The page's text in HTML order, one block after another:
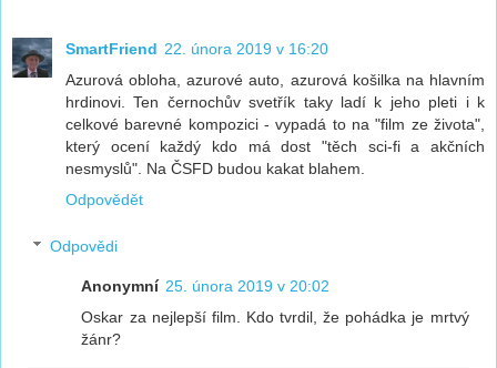
SmartFriend 22. února 2019 v 16:20
Azurová obloha, azurové auto, azurová košilka na hlavním
hrdinovi. Ten černochův svetřík taky ladí k jeho pleti i k
celkové barevné kompozici - vypadá to na "film ze života",
který ocení každý kdo má dost "těch sci-fi a akčních
nesmyslů". Na ČSFD budou kakat blahem.
Odpovědět
Odpovědi
Anonymní 25. února 2019 v 20:02
Oskar za nejlepší film. Kdo tvrdil, že pohádka je mrtvý
žánr?